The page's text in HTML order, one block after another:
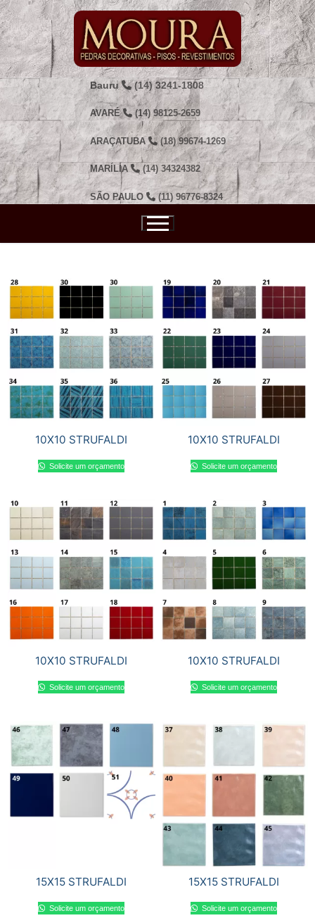
Pular
para
o
conteúdo
Bauru (14) 3241-1808
AVARÉ (14) 98125-2659
ARAÇATUBA (18) 99674-1269
MARÍLIA (14) 34324382
SÃO PAULO (11) 96776-8324
10X10 STRUFALDI
Solicite um orçamento
10X10 STRUFALDI
Solicite um orçamento
10X10 STRUFALDI
Solicite um orçamento
10X10 STRUFALDI
Solicite um orçamento
15X15 STRUFALDI
Solicite um orçamento
15X15 STRUFALDI
Solicite um orçamento